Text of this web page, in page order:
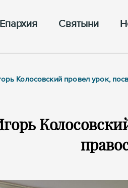
Епархия Cвятыни
Колосовский провел урок,